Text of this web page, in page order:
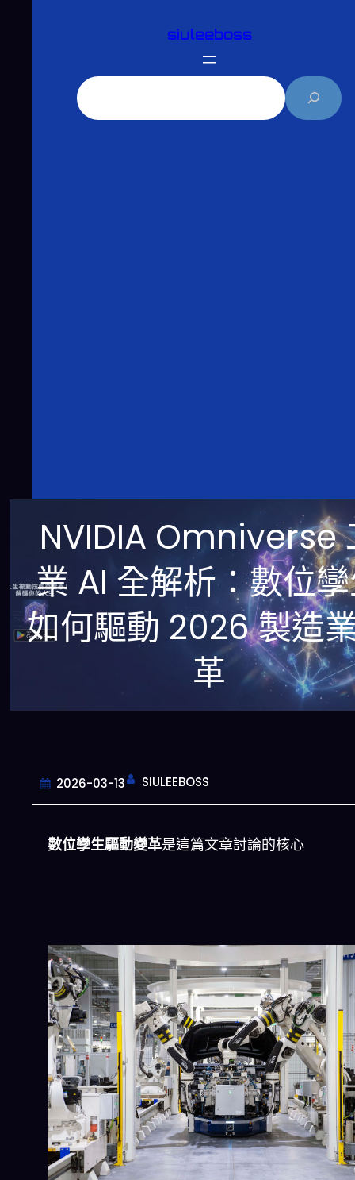
siuleeboss
NVIDIA Omniverse
業 AI 全解析：數位
如何驅動 2026 製造
革
2026-03-13 SIULEEBOSS
數位孿生驅動變革是這篇文章討論的核心